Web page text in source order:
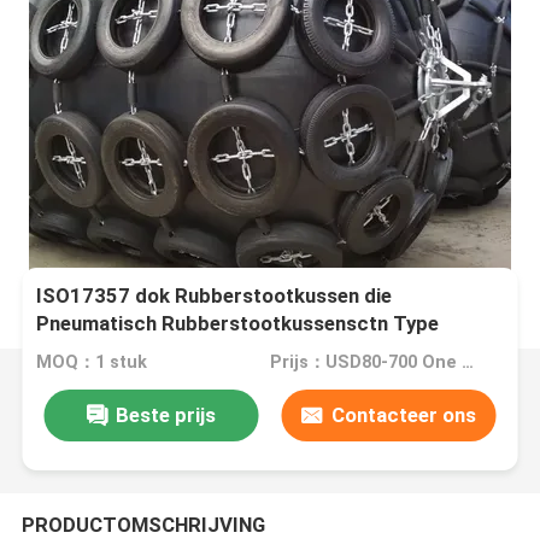
ISO17357 dok Rubberstootkussen die
Pneumatisch Rubberstootkussensctn Type
drijven
MOQ：1 stuk Prijs：USD80-700 One Piece
Beste prijs Contacteer ons
PRODUCTOMSCHRIJVING